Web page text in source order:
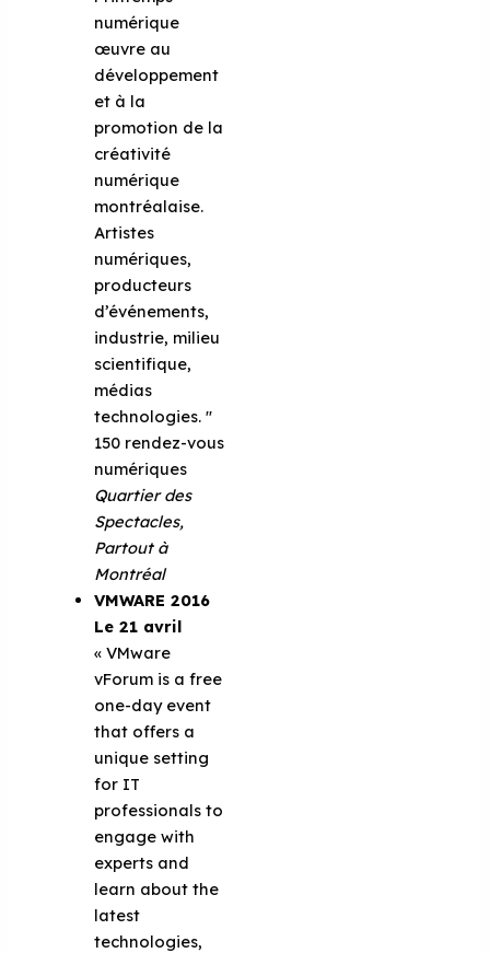
numérique
œuvre au
développement
et à la
promotion de la
créativité
numérique
montréalaise.
Artistes
numériques,
producteurs
d’événements,
industrie, milieu
scientifique,
médias
technologies. ''
150 rendez-vous
numériques
Quartier des
Spectacles,
Partout à
Montréal
VMWARE 2016
Le 21 avril
« VMware
vForum is a free
one-day event
that offers a
unique setting
for IT
professionals to
engage with
experts and
learn about the
latest
technologies,